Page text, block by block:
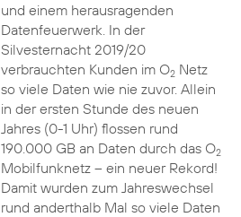
und einem herausragenden
Datenfeuerwerk. In der
Silvesternacht 2019/20
verbrauchten Kunden im O2Netz
so viele Daten wie nie zuvor. Allein
in der ersten Stunde des neuen
Jahres (0-1 Uhr) flossen rund
190.000 GB an Daten durch das O2
Mobilfunknetz – ein neuer Rekord!
Damit wurden zum Jahreswechsel
rund anderthalb Mal so viele Daten